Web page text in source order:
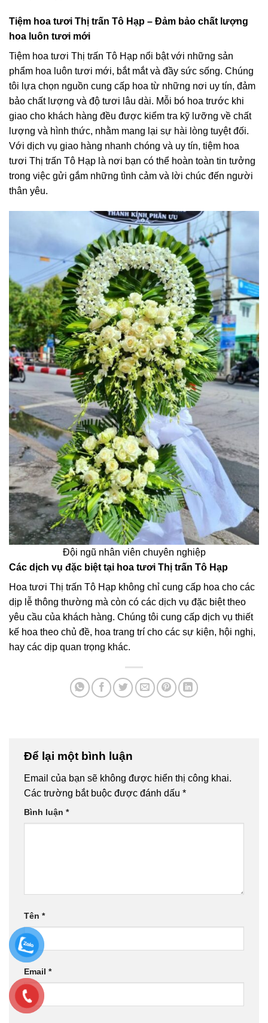
Tiệm hoa tươi Thị trấn Tô Hạp – Đảm bảo chất lượng
hoa luôn tươi mới
Tiệm hoa tươi Thị trấn Tô Hạp nổi bật với những sản
phẩm hoa luôn tươi mới, bắt mắt và đầy sức sống. Chúng
tôi lựa chọn nguồn cung cấp hoa từ những nơi uy tín, đảm
bảo chất lượng và độ tươi lâu dài. Mỗi bó hoa trước khi
giao cho khách hàng đều được kiểm tra kỹ lưỡng về chất
lượng và hình thức, nhằm mang lại sự hài lòng tuyệt đối.
Với dịch vụ giao hàng nhanh chóng và uy tín, tiệm hoa
tươi Thị trấn Tô Hạp là nơi bạn có thể hoàn toàn tin tưởng
trong việc gửi gắm những tình cảm và lời chúc đến người
thân yêu.
Đội ngũ nhân viên chuyên nghiệp
Các dịch vụ đặc biệt tại hoa tươi Thị trấn Tô Hạp
Hoa tươi Thị trấn Tô Hạp không chỉ cung cấp hoa cho các
dịp lễ thông thường mà còn có các dịch vụ đặc biệt theo
yêu cầu của khách hàng. Chúng tôi cung cấp dịch vụ thiết
kế hoa theo chủ đề, hoa trang trí cho các sự kiện, hội nghị,
hay các dịp quan trọng khác.
Để lại một bình luận
Email của bạn sẽ không được hiển thị công khai.
Các trường bắt buộc được đánh dấu *
Bình luận *
Tên *
Email *